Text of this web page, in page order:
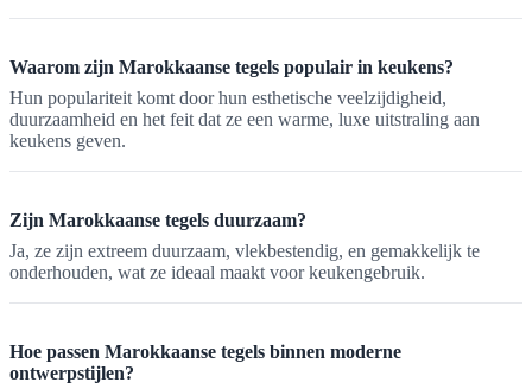
Waarom zijn Marokkaanse tegels populair in keukens?
Hun populariteit komt door hun esthetische veelzijdigheid,
duurzaamheid en het feit dat ze een warme, luxe uitstraling aan
keukens geven.
Zijn Marokkaanse tegels duurzaam?
Ja, ze zijn extreem duurzaam, vlekbestendig, en gemakkelijk te
onderhouden, wat ze ideaal maakt voor keukengebruik.
Hoe passen Marokkaanse tegels binnen moderne
ontwerpstijlen?